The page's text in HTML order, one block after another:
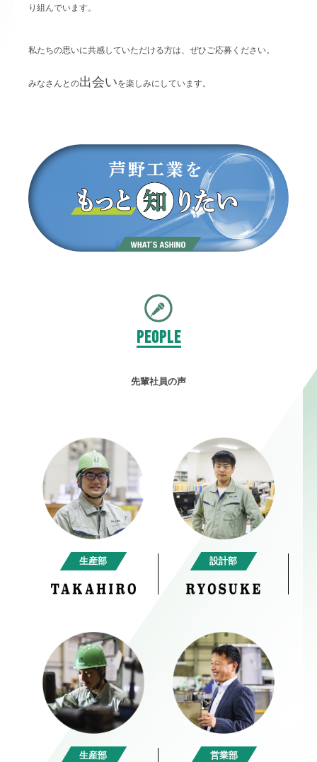
り組んでいます。
私たちの思いに共感していただける方は、ぜひご応募ください。
みなさんとの出会いを楽しみにしています。
PEOPLE
先輩社員の声
生産部 設計部
生産部 営業部